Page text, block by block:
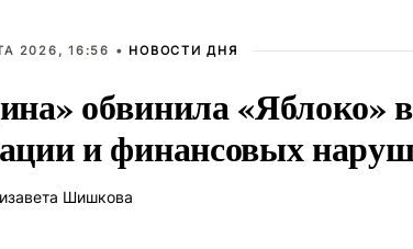
2026, 16:56 • НОВОСТИ ДНЯ
обвинила «Яблоко»
и финансовых
Шишкова